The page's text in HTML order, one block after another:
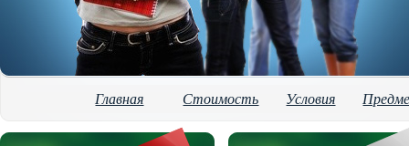
Главная Стоимость Условия